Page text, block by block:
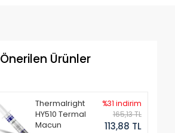
Önerilen Ürünler
Thermalright
HY510 Termal
Macun
%31 indirim
165,13 TL
113,88 TL